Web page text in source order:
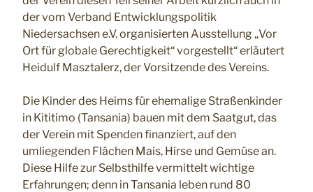
der vom Verband Entwicklungspolitik
Niedersachsen e.V. organisierten Ausstellung „Vor
Ort für globale Gerechtigkeit“ vorgestellt“ erläutert
Heidulf Masztalerz, der Vorsitzende des Vereins.
Die Kinder des Heims für ehemalige Straßenkinder
in Kititimo (Tansania) bauen mit dem Saatgut, das
der Verein mit Spenden finanziert, auf den
umliegenden Flächen Mais, Hirse und Gemüse an.
Diese Hilfe zur Selbsthilfe vermittelt wichtige
Erfahrungen; denn in Tansania leben rund 80